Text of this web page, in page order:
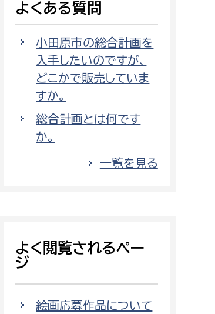
警防第2課
監査事務局
監査事務局
よくある質問
小田原市の総合計画を
入手したいのですが、
どこかで販売していま
すか。
総合計画とは何です
か。
一覧を見る
よく閲覧されるペー
ジ
絵画応募作品について